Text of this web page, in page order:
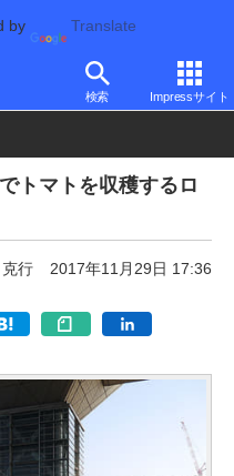
by Translate
検索 Impressサイト
トマトを収穫するロ
行 2017年11月29日 17:36